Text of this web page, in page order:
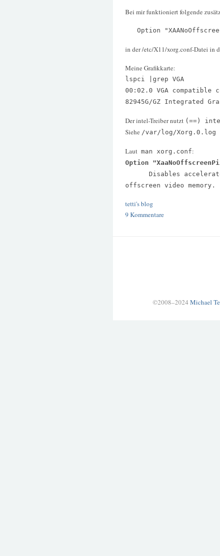
Bei mir funktioniert folgende
Option
in der /etc/X11/xorg.conf-Datei in
Meine Grafikkarte:
lspci |grep VGA
00:02.0 VGA
82945G/GZ Integrated
Der intel-Treiber nutzt (==)
Siehe /var/log/Xorg.0.log
Laut man xorg.conf:
Option
Disables
offscreen video memory.
tetti's blog
9 Kommentare
©2008–2024 Michael